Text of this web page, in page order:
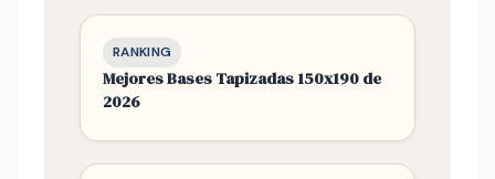
RANKING
Mejores Bases Tapizadas 150x190 de
2026